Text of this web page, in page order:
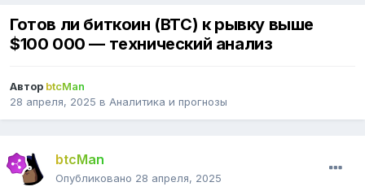
Готов ли биткоин (BTC) к рывку выше
$100 000 — технический анализ
Автор btcMan
28 апреля, 2025 в Аналитика и прогнозы
btcMan
Опубликовано 28 апреля, 2025